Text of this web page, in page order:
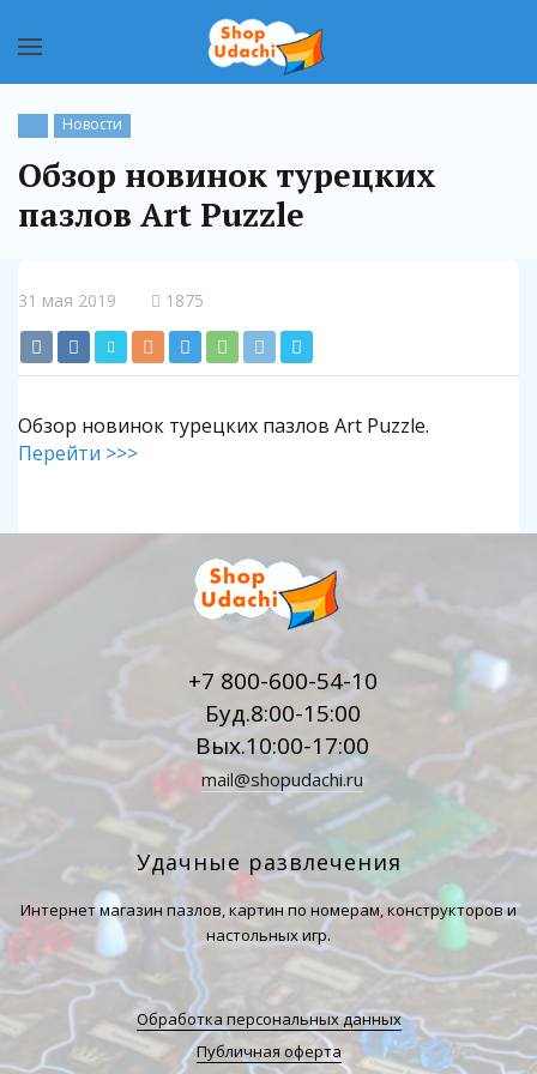
Новости
Обзор новинок турецких
пазлов Art Puzzle
31 мая 2019 1875
Обзор новинок турецких пазлов Art Puzzle.
Перейти >>>
+7 800-600-54-10
Буд.8:00-15:00
Вых.10:00-17:00
mail@shopudachi.ru
Удачные развлечения
Интернет магазин пазлов, картин по номерам, конструкторов и
настольных игр.
Обработка персональных данных
Публичная оферта